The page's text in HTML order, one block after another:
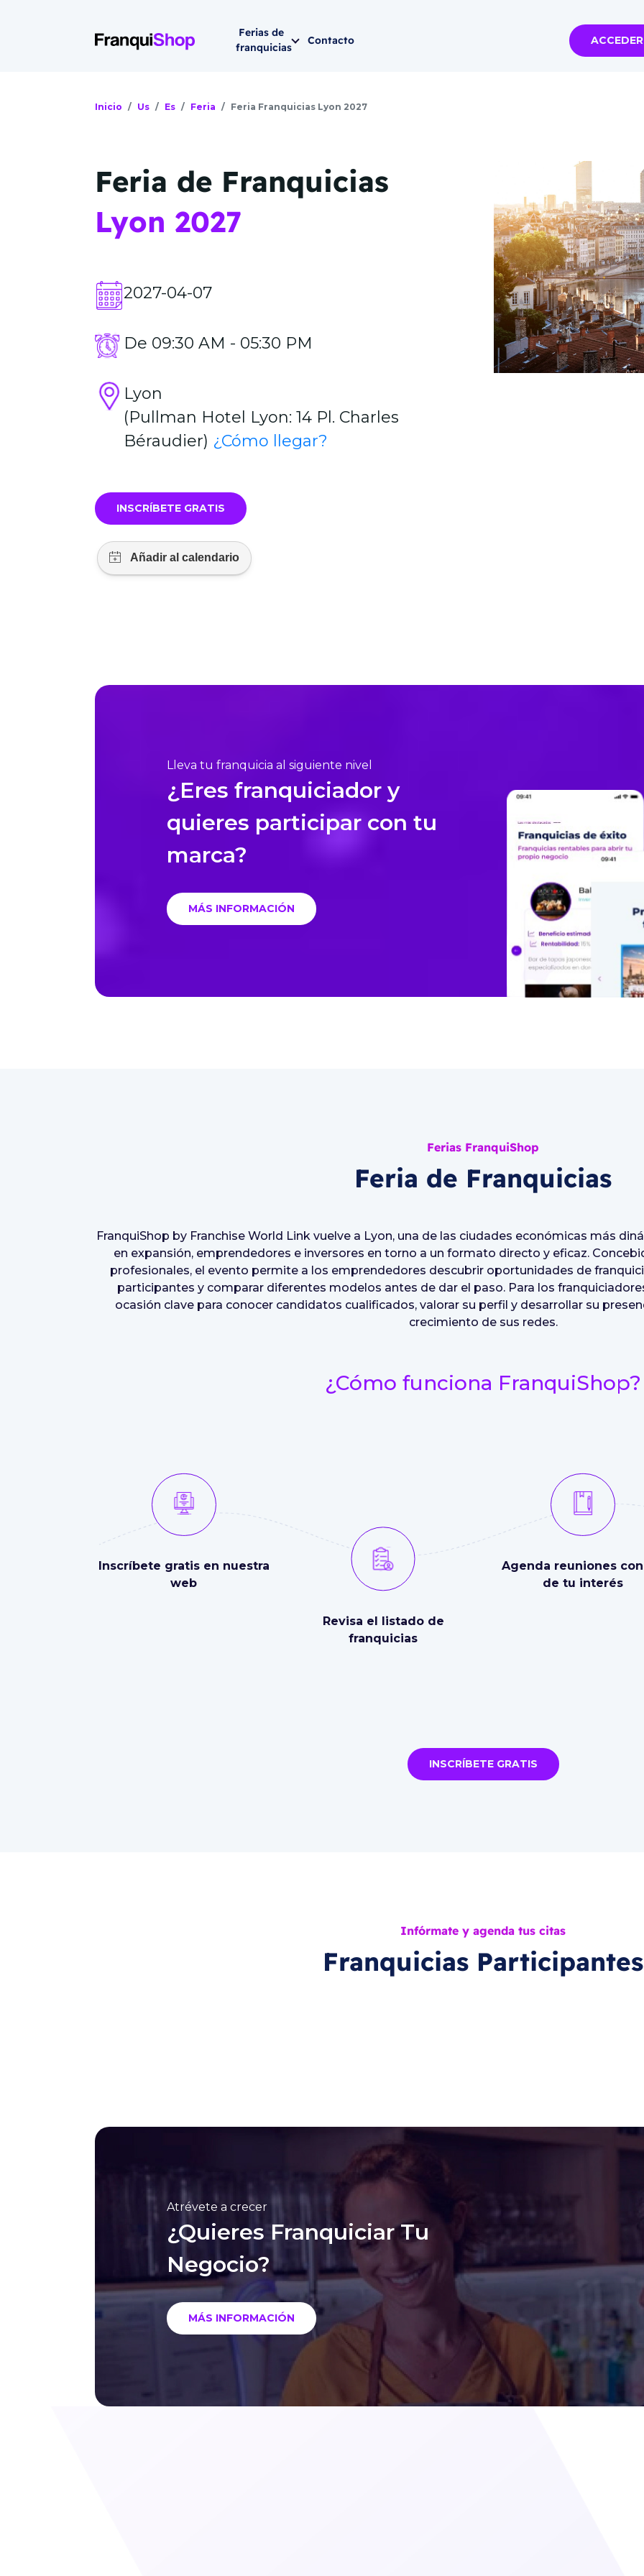
Ferias de
franquicias
Contacto ACCEDER
Inicio Us Es Feria Feria Franquicias Lyon 2027
Feria de Franquicias
Lyon 2027
2027-04-07
De 09:30 AM - 05:30 PM
Lyon
(Pullman Hotel Lyon: 14 Pl. Charles
Béraudier) ¿Cómo llegar?
INSCRÍBETE GRATIS
Lleva tu franquicia al siguiente nivel
¿Eres franquiciador y
quieres participar con tu
marca?
MÁS INFORMACIÓN
Ferias FranquiShop
Feria de Franquicias
FranquiShop by Franchise World Link vuelve a Lyon, una de las ciudades económicas más
en expansión, emprendedores e inversores en torno a un formato directo y eficaz.
profesionales, el evento permite a los emprendedores descubrir oportunidades de
participantes y comparar diferentes modelos antes de dar el paso. Para los
ocasión clave para conocer candidatos cualificados, valorar su perfil y desarrollar su
crecimiento de sus redes.
¿Cómo funciona FranquiShop?
Inscríbete gratis en nuestra
web
Revisa el listado de
franquicias
Agenda reuniones
de tu interés
INSCRÍBETE GRATIS
Infórmate y agenda tus citas
Franquicias Participantes
Atrévete a crecer
¿Quieres Franquiciar Tu
Negocio?
MÁS INFORMACIÓN